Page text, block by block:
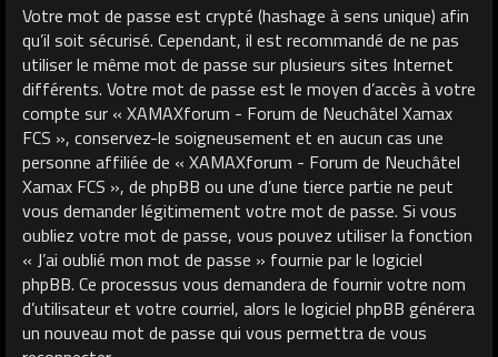
Votre mot de passe est crypté (hashage à sens unique) afin
qu’il soit sécurisé. Cependant, il est recommandé de ne pas
utiliser le même mot de passe sur plusieurs sites Internet
différents. Votre mot de passe est le moyen d’accès à votre
compte sur « XAMAXforum - Forum de Neuchâtel Xamax
FCS », conservez-le soigneusement et en aucun cas une
personne affiliée de « XAMAXforum - Forum de Neuchâtel
Xamax FCS », de phpBB ou une d’une tierce partie ne peut
vous demander légitimement votre mot de passe. Si vous
oubliez votre mot de passe, vous pouvez utiliser la fonction
« J’ai oublié mon mot de passe » fournie par le logiciel
phpBB. Ce processus vous demandera de fournir votre nom
d’utilisateur et votre courriel, alors le logiciel phpBB générera
un nouveau mot de passe qui vous permettra de vous